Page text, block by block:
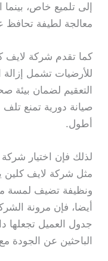
إلى تلميع خاص،
معالجة لطيفة تحافظ
كما تقدم شركة
للأرضيات تشمل إزالة
التعقيم لضمان بيئة
صيانة دورية تمنع
أطول.
لذلك فإن اختيار
مثل شركة لايف كلين
ونظيفة تضيف لمسة
أيضا، فإن مرونة
جدول العميل تجعلها
الباحثين عن الجودة